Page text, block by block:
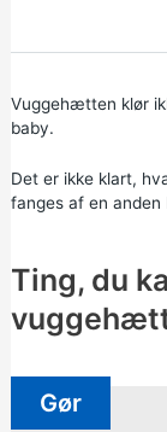
Vuggehætten klør
baby.
Det er ikke klart,
fanges af en anden
Ting, du
Gør